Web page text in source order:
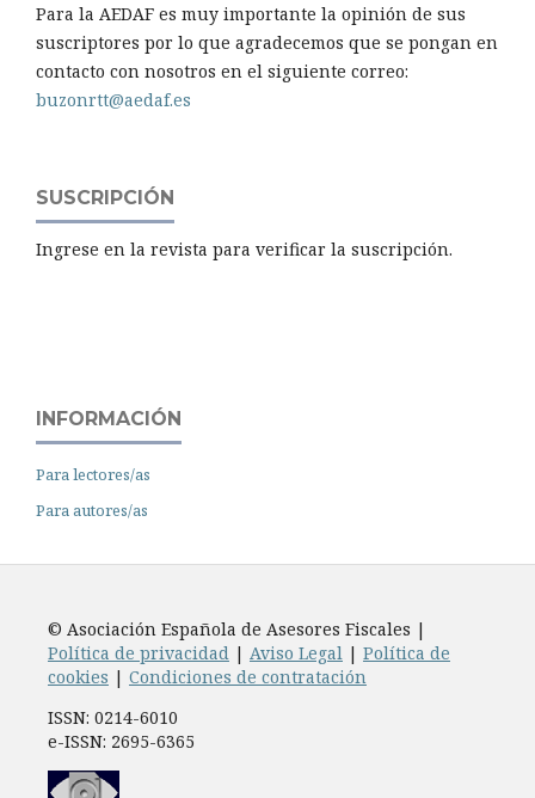
Para la AEDAF es muy importante la opinión de sus
suscriptores por lo que agradecemos que se pongan en
contacto con nosotros en el siguiente correo:
buzonrtt@aedaf.es
SUSCRIPCIÓN
Ingrese en la revista para verificar la suscripción.
INFORMACIÓN
Para lectores/as
Para autores/as
© Asociación Española de Asesores Fiscales |
Política de privacidad| Aviso Legal| Política de
cookies | Condiciones de contratación
ISSN: 0214-6010
e-ISSN: 2695-6365